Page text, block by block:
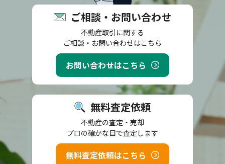
ご相談・お問い合わせ
不動産取引に関する
ご相談・お問い合わせはこちら
お問い合わせはこちら
無料査定依頼
不動産の査定・売却
プロの確かな目で査定します
無料査定依頼はこちら